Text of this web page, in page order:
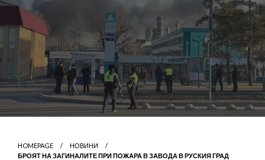
HOMEPAGE
НОВИНИ
БРОЯТ НА ЗАГИНАЛИТЕ ПРИ ПОЖАРА В ЗАВОДА В РУСКИЯ ГРАД